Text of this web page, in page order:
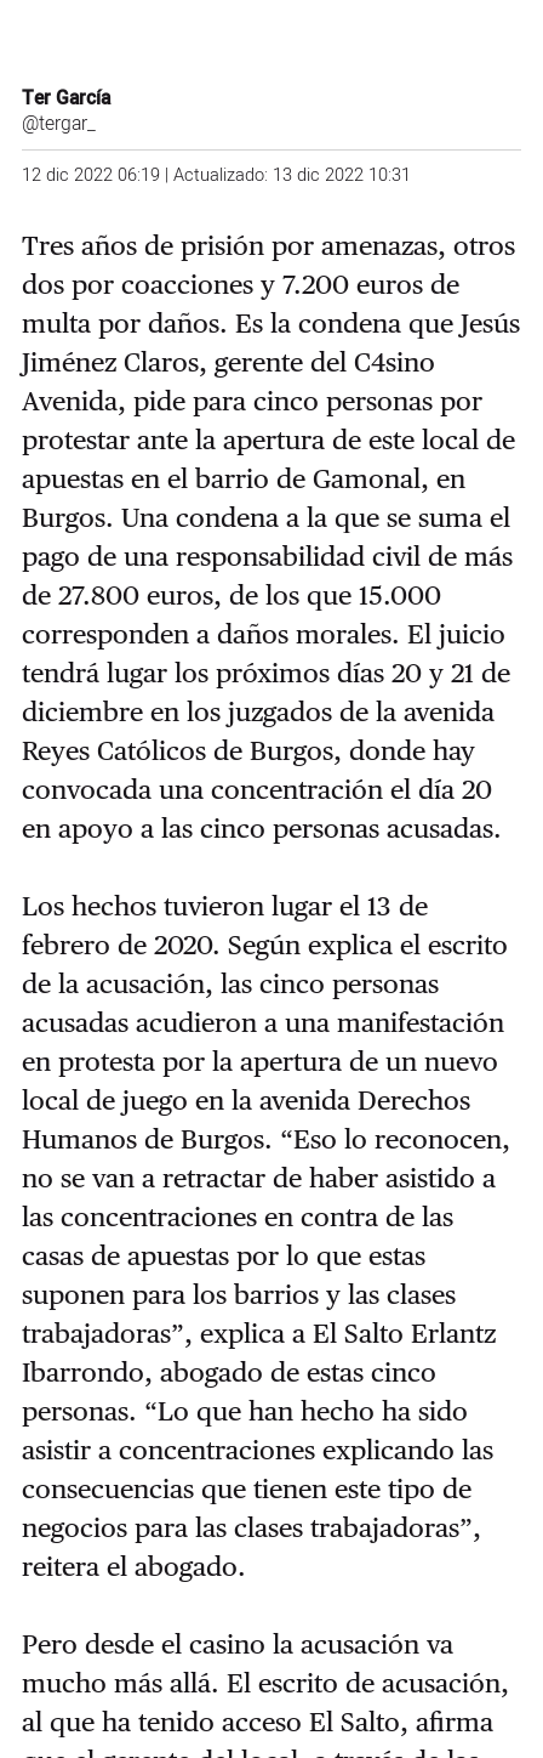
Ter García
@tergar_
12 dic 2022 06:19 | Actualizado: 13 dic 2022 10:31
Tres años de prisión por amenazas, otros
dos por coacciones y 7.200 euros de
multa por daños. Es la condena que Jesús
Jiménez Claros, gerente del C4sino
Avenida, pide para cinco personas por
protestar ante la apertura de este local de
apuestas en el barrio de Gamonal, en
Burgos. Una condena a la que se suma el
pago de una responsabilidad civil de más
de 27.800 euros, de los que 15.000
corresponden a daños morales. El juicio
tendrá lugar los próximos días 20 y 21 de
diciembre en los juzgados de la avenida
Reyes Católicos de Burgos, donde hay
convocada una concentración el día 20
en apoyo a las cinco personas acusadas.
Los hechos tuvieron lugar el 13 de
febrero de 2020. Según explica el escrito
de la acusación, las cinco personas
acusadas acudieron a una manifestación
en protesta por la apertura de un nuevo
local de juego en la avenida Derechos
Humanos de Burgos. “Eso lo reconocen,
no se van a retractar de haber asistido a
las concentraciones en contra de las
casas de apuestas por lo que estas
suponen para los barrios y las clases
trabajadoras”, explica a El Salto Erlantz
Ibarrondo, abogado de estas cinco
personas. “Lo que han hecho ha sido
asistir a concentraciones explicando las
consecuencias que tienen este tipo de
negocios para las clases trabajadoras”,
reitera el abogado.
Pero desde el casino la acusación va
mucho más allá. El escrito de acusación,
al que ha tenido acceso El Salto, afirma